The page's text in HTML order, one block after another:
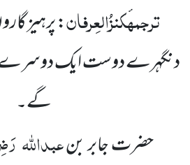
ترجمہکنزُالعِرفان: پرہیز
دنگہرے دوست ایک دوسرے
گے۔
حضرت جابر بنعبداللہ